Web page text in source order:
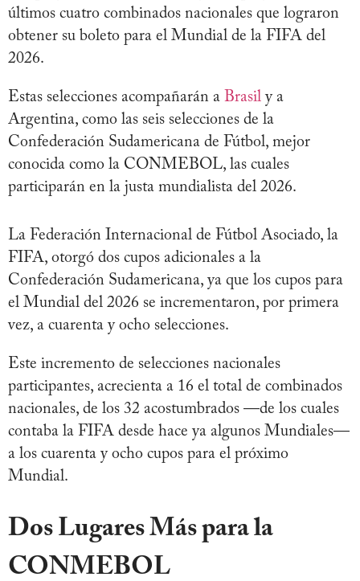
últimos cuatro combinados nacionales que lograron
obtener su boleto para el Mundial de la FIFA del
2026.
Estas selecciones acompañarán a Brasil y a
Argentina, como las seis selecciones de la
Confederación Sudamericana de Fútbol, mejor
conocida como la CONMEBOL, las cuales
participarán en la justa mundialista del 2026.
La Federación Internacional de Fútbol Asociado, la
FIFA, otorgó dos cupos adicionales a la
Confederación Sudamericana, ya que los cupos para
el Mundial del 2026 se incrementaron, por primera
vez, a cuarenta y ocho selecciones.
Este incremento de selecciones nacionales
participantes, acrecienta a 16 el total de combinados
nacionales, de los 32 acostumbrados —de los cuales
contaba la FIFA desde hace ya algunos Mundiales—
a los cuarenta y ocho cupos para el próximo
Mundial.
Dos Lugares Más para la
CONMEBOL